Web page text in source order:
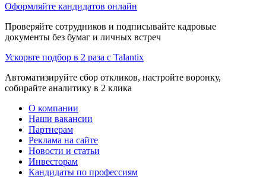
Оформляйте кандидатов онлайн
Проверяйте сотрудников и подписывайте кадровые
документы без бумаг и личных встреч
Ускорьте подбор в 2 раза с Talantix
Автоматизируйте сбор откликов, настройте воронку,
собирайте аналитику в 2 клика
О компании
Наши вакансии
Партнерам
Реклама на сайте
Новости и статьи
Инвесторам
Кандидаты по профессиям